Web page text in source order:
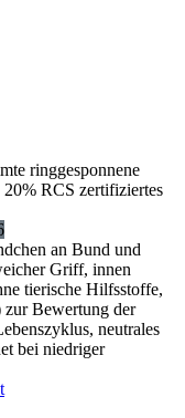
ringgesponnene
RCS zertifiziertes
an Bund und
Griff, innen
tierische Hilfsstoffe,
Bewertung der
neutrales
bei niedriger